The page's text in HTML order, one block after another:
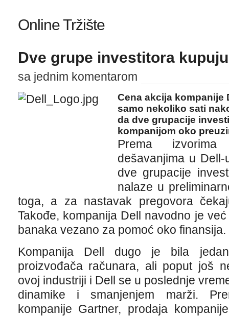
Online Tržište
Dve grupe investitora
sa jednim komentarom
Cena akcija kompanije
samo nekoliko sati
da dve grupacije
kompanijom oko
Prema
dešavanjima u
dve grupacije
nalaze u
toga, a za nastavak pregovora
Takođe, kompanija Dell navodno je
banaka vezano za pomoć oko finansija.
Kompanija Dell dugo je bila
proizvođača računara, ali poput još
ovoj industriji i Dell se u poslednje
dinamike i smanjenjem marži.
kompanije Gartner, prodaja